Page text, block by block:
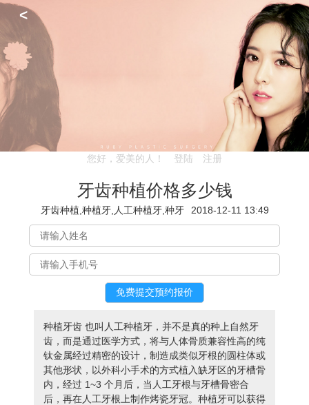
<
您好，爱美的人！ 登陆 注册
牙齿种植价格多少钱
牙齿种植,种植牙,人工种植牙,种牙 2018-12-11 13:49
种植牙齿 也叫人工种植牙，并不是真的种上自然牙
齿，而是通过医学方式，将与人体骨质兼容性高的纯
钛金属经过精密的设计，制造成类似牙根的圆柱体或
其他形状，以外科小手术的方式植入缺牙区的牙槽骨
内，经过 1~3 个月后，当人工牙根与牙槽骨密合
后，再在人工牙根上制作烤瓷牙冠。种植牙可以获得